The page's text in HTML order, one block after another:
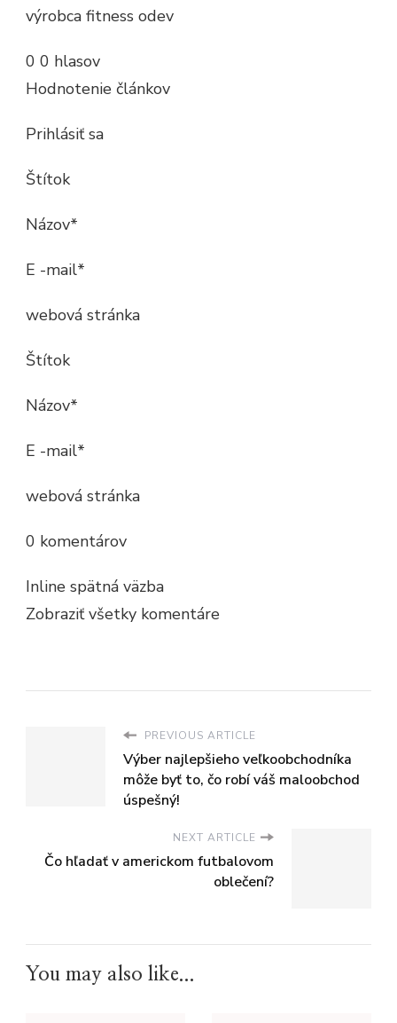
výrobca fitness odev
0 0 hlasov
Hodnotenie článkov
Prihlásiť sa
Štítok
Názov*
E -mail*
webová stránka
Štítok
Názov*
E -mail*
webová stránka
0 komentárov
Inline spätná väzba
Zobraziť všetky komentáre
PREVIOUS ARTICLE
Výber najlepšieho veľkoobchodníka
môže byť to, čo robí váš maloobchod
úspešný!
NEXT ARTICLE
Čo hľadať v americkom futbalovom
oblečení?
You may also like...